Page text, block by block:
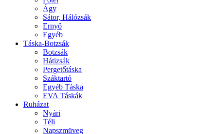
Ágy
Sátor, Hálózsák
Ernyő
Egyéb
Táska-Botzsák
Botzsák
Hátizsák
Pergetőtáska
Száktartó
Egyéb Táska
EVA Táskák
Ruházat
Nyári
Téli
Napszmüveg